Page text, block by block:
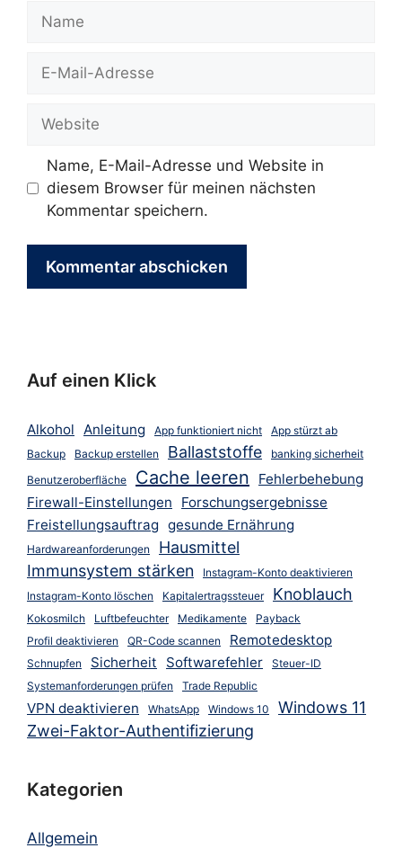
Mail-
Name, E-Mail-Adresse und Website in
diesem Browser für meinen nächsten
Kommentar speichern.
Auf einen Klick
Alkohol Anleitung App funktioniert nicht
App stürzt ab
Backup
Backup erstellen Ballaststoffe
banking sicherheit
Benutzeroberfläche
Cache leeren
Fehlerbehebung
Firewall-Einstellungen
Forschungsergebnisse
Freistellungsauftrag gesunde Ernährung
Hardwareanforderungen
Hausmittel
Immunsystem stärken
Instagram-Konto deaktivieren
Instagram-Konto löschen
Kapitalertragssteuer Knoblauch
Kokosmilch Luftbefeuchter Medikamente
Payback
Profil deaktivieren
QR-Code scannen Remotedesktop
Schnupfen Sicherheit Softwarefehler
Steuer-ID
Systemanforderungen prüfen
Trade Republic
VPN deaktivieren WhatsApp Windows 10
Windows 11
Zwei-Faktor-Authentifizierung
Kategorien
Allgemein